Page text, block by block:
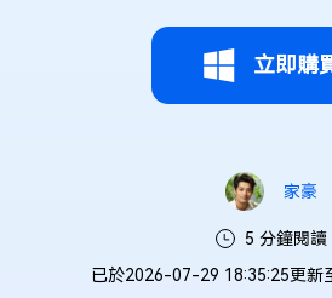
立即購
家豪
5 分鐘閱讀
已於2026-07-29 18:35:25更新